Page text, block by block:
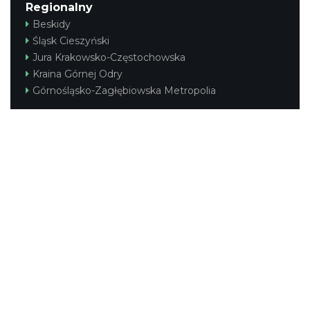
Regionalny
Beskidy
Śląsk Cieszyński
Jura Krakowsko-Częstochowska
Kraina Górnej Odry
Górnośląsko-Zagłębiowska Metropolia